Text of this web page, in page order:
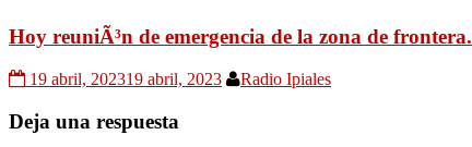
Hoy reuniÃ³n de emergencia de la zona de frontera.
19 abril, 202319 abril, 2023 Radio Ipiales
Deja una respuesta